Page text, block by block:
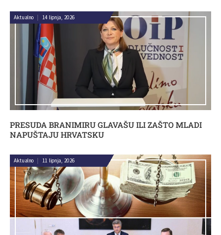
PRESUDA BRANIMIRU GLAVAŠU ILI ZAŠTO MLADI
NAPUŠTAJU HRVATSKU
Aktualno | 14 lipnja, 2026
Aktualno | 11 lipnja, 2026